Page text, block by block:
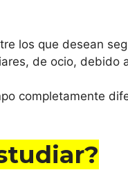
los que desean
de ocio, debido
completamente
?